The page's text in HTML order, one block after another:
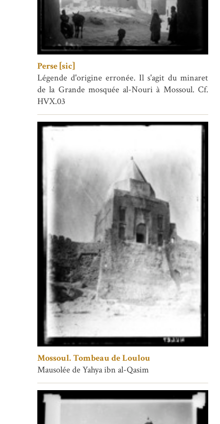
Perse [sic]
Légende d'origine erronée. Il s'agit du minaret
de la Grande mosquée al-Nouri à Mossoul. Cf.
HVX.03
Mossoul. Tombeau de Loulou
Mausolée de Yahya ibn al-Qasim